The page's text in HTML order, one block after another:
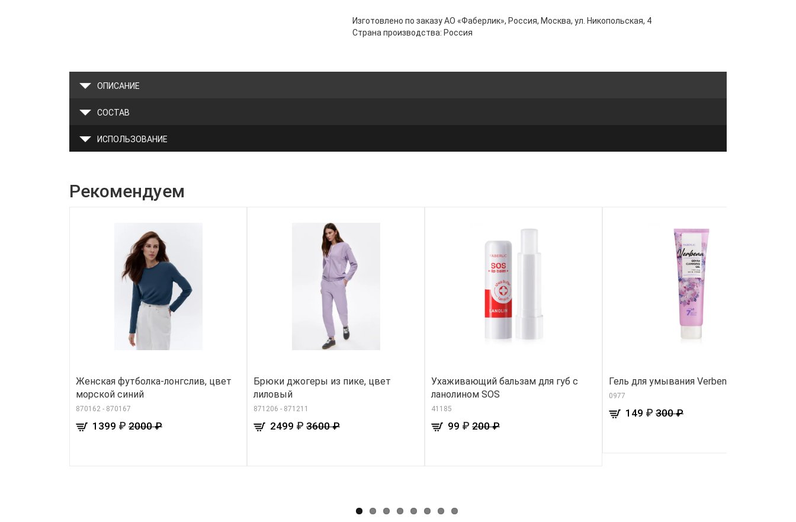
Изготовлено по заказу АО «Фаберлик», Россия, Москва, ул. Никопольская, 4
Страна производства: Россия
ОПИСАНИЕ
СОСТАВ
ИСПОЛЬЗОВАНИЕ
Рекомендуем
Женская футболка-лонгслив, цвет
морской синий
870162 - 870167
1399 ₽ 2000 ₽
Брюки джогеры из пике, цвет
лиловый
871206 - 871211
2499 ₽ 3600 ₽
Ухаживающий бальзам для губ с
ланолином SOS
41185
99 ₽ 200 ₽
Гель для умывания Verbena
0977
149 ₽ 300 ₽